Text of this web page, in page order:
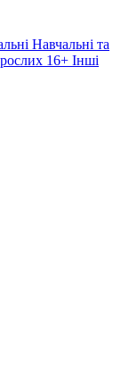
Навчальні та
16+ Інші